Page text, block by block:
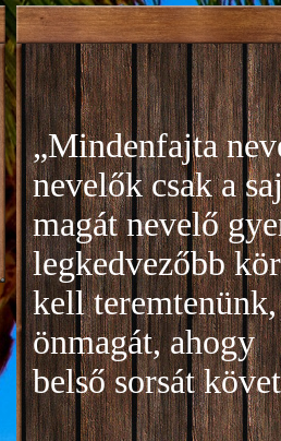
„Mindenfajta
nevelők csak a
magát nevelő
legkedvezőbb
kell
önmagát, ahogy
belső sorsát